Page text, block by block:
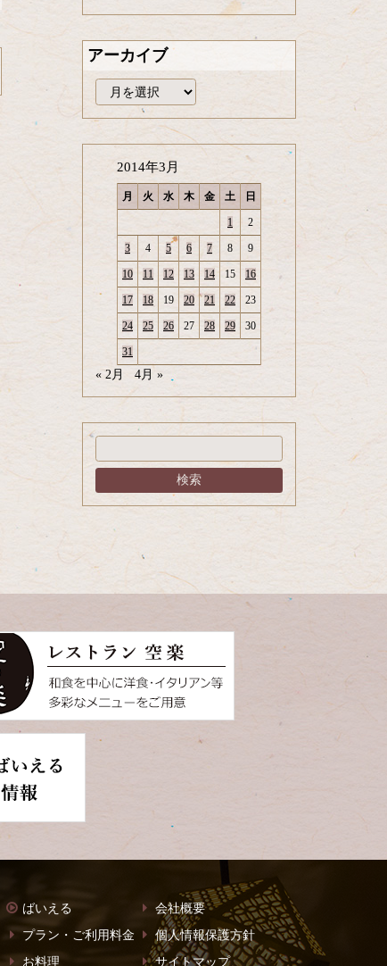
アーカイブ
ー
カ
イ
2014年3月
月 火 水 木 金 土 日
1 2
3 4 5 6 7 8 9
10 11 12 13 14 15 16
17 18 19 20 21 22 23
24 25 26 27 28 29 30
31
« 2月 4月 »
ばいえる
プラン・ご利用料金
お料理
会社概要
個人情報保護方針
サイトマップ